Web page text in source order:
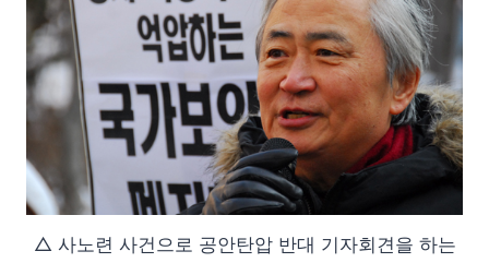
△ 사노련 사건으로 공안탄압 반대 기자회견을 하는